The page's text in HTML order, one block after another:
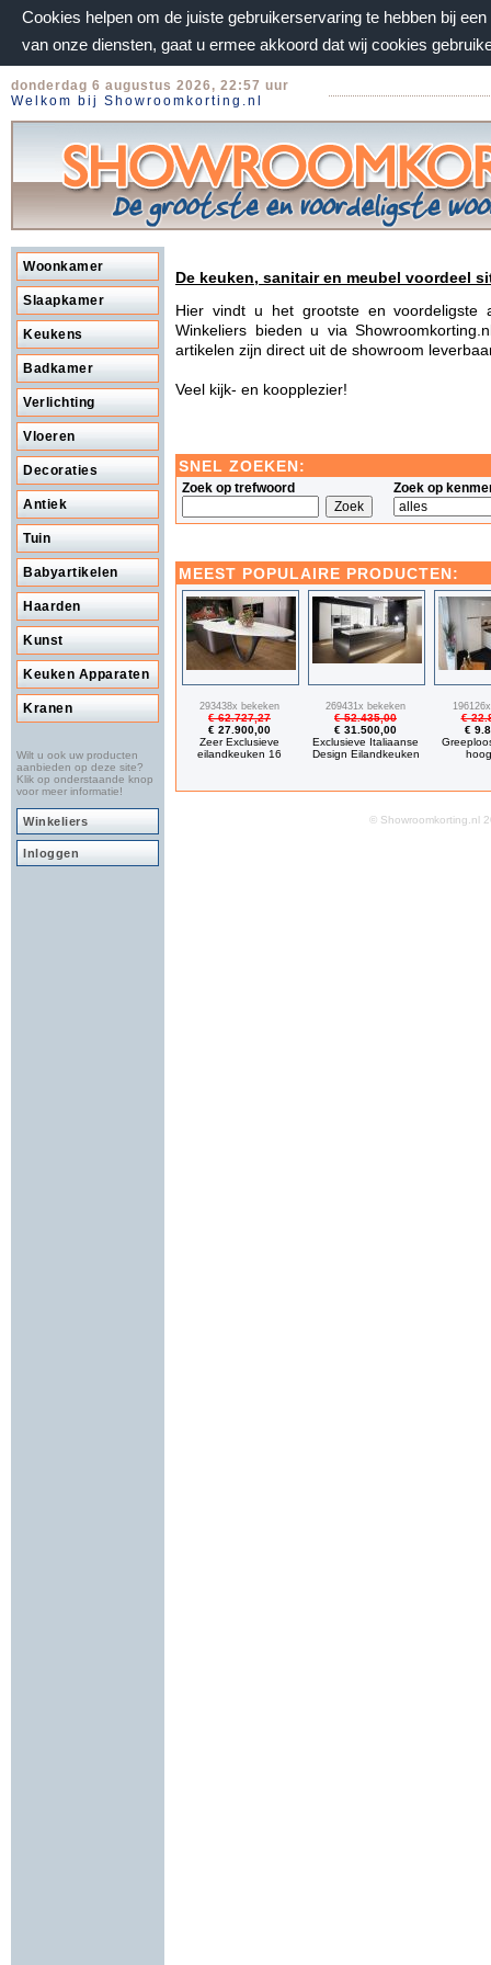
Cookies helpen om de juiste gebruikerservaring te hebben bij
van onze diensten, gaat u ermee akkoord dat wij cookies
donderdag 6 augustus 2026, 22:57 uur
Welkom bij Showroomkorting.nl
Woonkamer
Slaapkamer
Keukens
Badkamer
Verlichting
Vloeren
Decoraties
Antiek
Tuin
Babyartikelen
Haarden
Kunst
Keuken Apparaten
Kranen
Wilt u ook uw producten
aanbieden op deze site?
Klik op onderstaande knop
voor meer informatie!
Winkeliers
Inloggen
De keuken, sanitair en meubel voordeel
Hier vindt u het grootste en voordeligste
Winkeliers bieden u via
artikelen zijn direct uit de showroom
Veel kijk- en koopplezier!
SNEL ZOEKEN:
Zoek op trefwoord Zoek op
MEEST POPULAIRE PRODUCTEN:
293438x bekeken
€ 62.727,27
€ 27.900,00
Zeer Exclusieve
eilandkeuken 16
269431x bekeken
€ 52.435,00
€ 31.500,00
Exclusieve Italiaanse
Design Eilandkeuken
€
€
©